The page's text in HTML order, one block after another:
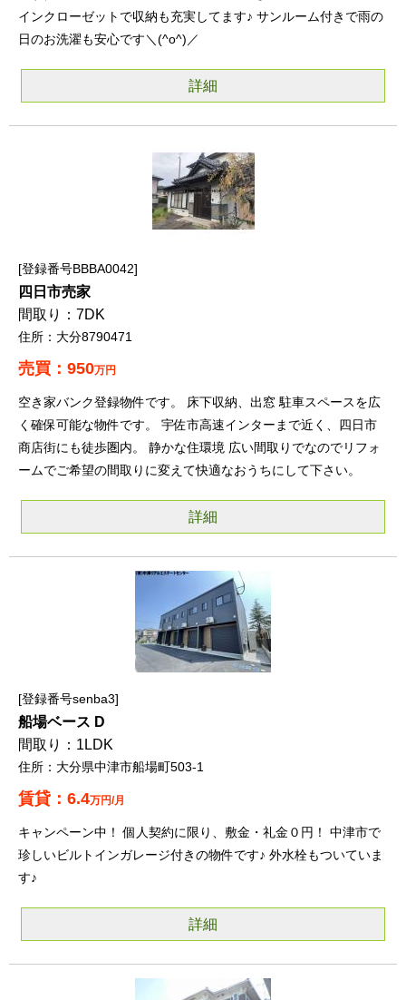
インクローゼットで収納も充実してます♪ サンルーム付きで雨の
日のお洗濯も安心です＼(^o^)／
詳細
登録番号BBBA0042
四日市売家
7DK
大分8790471
950万円
空き家バンク登録物件です。 床下収納、出窓 駐車スペースを広
く確保可能な物件です。 宇佐市高速インターまで近く、四日市
商店街にも徒歩圏内。 静かな住環境 広い間取りでなのでリフォ
ームでご希望の間取りに変えて快適なおうちにして下さい。
詳細
登録番号senba3
船場ベース D
1LDK
大分県中津市船場町503-1
6.4万円/月
キャンペーン中！ 個人契約に限り、敷金・礼金０円！ 中津市で
珍しいビルトインガレージ付きの物件です♪ 外水栓もついていま
す♪
詳細